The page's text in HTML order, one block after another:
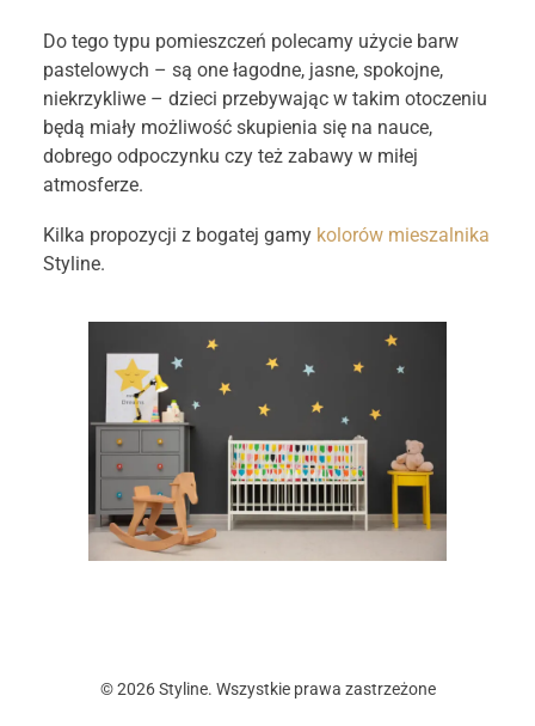
Do tego typu pomieszczeń polecamy użycie barw
pastelowych – są one łagodne, jasne, spokojne,
niekrzykliwe – dzieci przebywając w takim otoczeniu
będą miały możliwość skupienia się na nauce,
dobrego odpoczynku czy też zabawy w miłej
atmosferze.
Kilka propozycji z bogatej gamy kolorów mieszalnika
Styline.
© 2026 Styline. Wszystkie prawa zastrzeżone